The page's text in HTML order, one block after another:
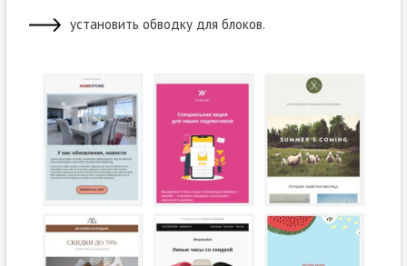
установить обводку для блоков.